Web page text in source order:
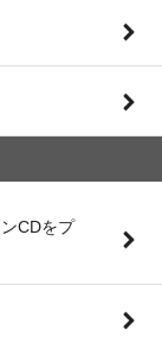
CDをプ